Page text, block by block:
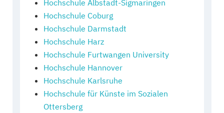
Hochschule Albstadt-Sigmaringen
Hochschule Coburg
Hochschule Darmstadt
Hochschule Harz
Hochschule Furtwangen University
Hochschule Hannover
Hochschule Karlsruhe
Hochschule für Künste im Sozialen
Ottersberg